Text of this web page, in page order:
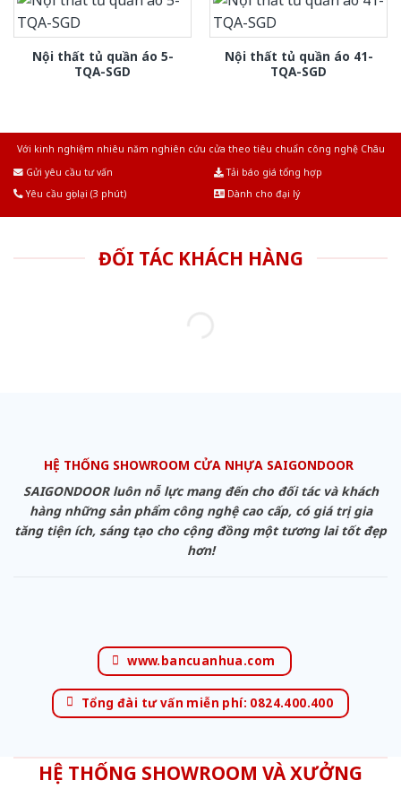
Nội thất tủ quần áo 5-
TQA-SGD
Nội thất tủ quần áo 41-
TQA-SGD
Với kinh nghiệm nhiêu năm nghiên cứu cửa theo tiêu chuẩn công nghệ Châu
Gửi yêu cầu tư vấn
Tải báo giá tổng hợp
Yêu cầu gọi lại (3 phút)
Dành cho đại lý
ĐỐI TÁC KHÁCH HÀNG
HỆ THỐNG SHOWROOM CỬA NHỰA SAIGONDOOR
SAIGONDOOR luôn nỗ lực mang đến cho đối tác và khách
hàng những sản phẩm công nghệ cao cấp, có giá trị gia
tăng tiện ích, sáng tạo cho cộng đồng một tương lai tốt đẹp
hơn!
www.bancuanhua.com
Tổng đài tư vấn miễn phí: 0824.400.400
HỆ THỐNG SHOWROOM VÀ XƯỞNG